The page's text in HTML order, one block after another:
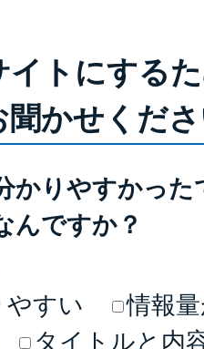
イトにする
聞かせくだ
かりやすかっ
んですか？
やすい
情報
タイトルと内